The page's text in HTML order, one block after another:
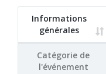
Informations
générales
Catégorie de
l'événement